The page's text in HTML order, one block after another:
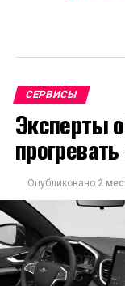
СЕРВИСЫ
Эксперты
Опубликовано 2